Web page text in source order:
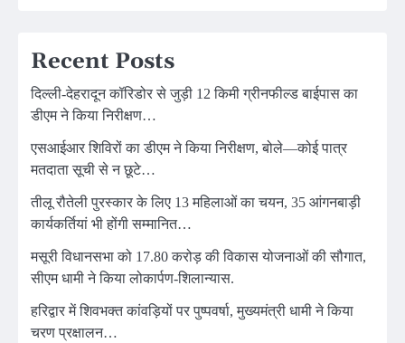
Recent Posts
दिल्ली-देहरादून कॉरिडोर से जुड़ी 12 किमी ग्रीनफील्ड बाईपास का
डीएम ने किया निरीक्षण…
एसआईआर शिविरों का डीएम ने किया निरीक्षण, बोले—कोई पात्र
मतदाता सूची से न छूटे…
तीलू रौतेली पुरस्कार के लिए 13 महिलाओं का चयन, 35 आंगनबाड़ी
कार्यकर्तियां भी होंगी सम्मानित…
मसूरी विधानसभा को 17.80 करोड़ की विकास योजनाओं की सौगात,
सीएम धामी ने किया लोकार्पण-शिलान्यास.
हरिद्वार में शिवभक्त कांवड़ियों पर पुष्पवर्षा, मुख्यमंत्री धामी ने किया
चरण प्रक्षालन…